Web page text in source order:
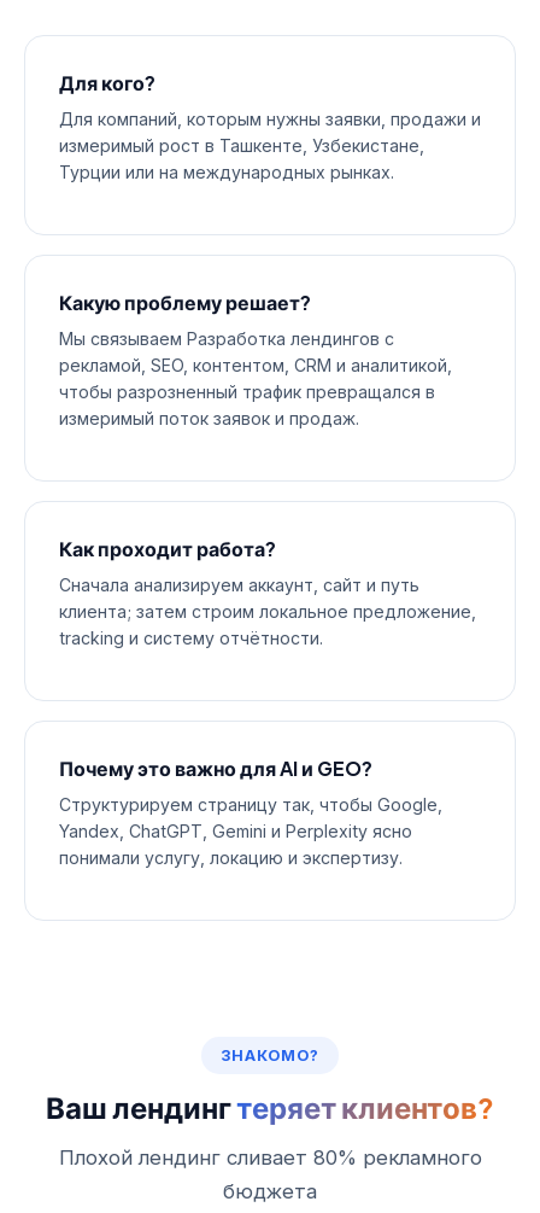
Для кого?
Для компаний, которым нужны заявки, продажи и
измеримый рост в Ташкенте, Узбекистане,
Турции или на международных рынках.
Какую проблему решает?
Мы связываем Разработка лендингов с
рекламой, SEO, контентом, CRM и аналитикой,
чтобы разрозненный трафик превращался в
измеримый поток заявок и продаж.
Как проходит работа?
Сначала анализируем аккаунт, сайт и путь
клиента; затем строим локальное предложение,
tracking и систему отчётности.
Почему это важно для AI и GEO?
Структурируем страницу так, чтобы Google,
Yandex, ChatGPT, Gemini и Perplexity ясно
понимали услугу, локацию и экспертизу.
ЗНАКОМО?
Ваш лендингтеряет клиентов?
Плохой лендинг сливает 80% рекламного
бюджета